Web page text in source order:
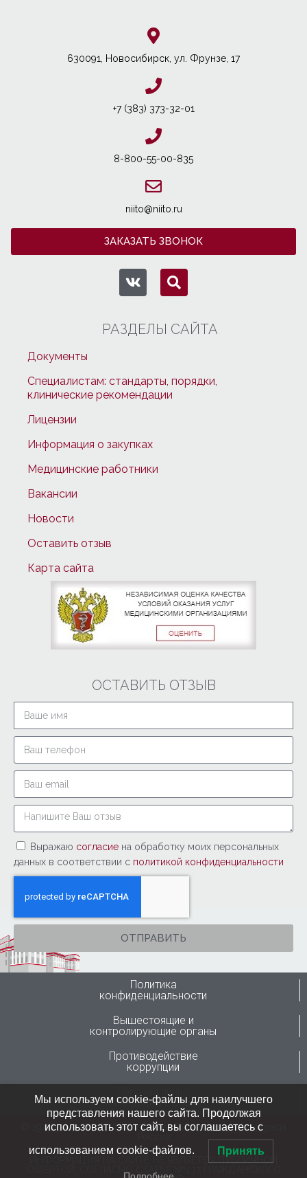
630091, Новосибирcк, ул. Фрунзе, 17
+7 (383) 373-32-01
8-800-55-00-835
niito@niito.ru
ЗАКАЗАТЬ ЗВОНОК
РАЗДЕЛЫ САЙТА
Документы
Специалистам: стандарты, порядки,
клинические рекомендации
Лицензии
Информация о закупках
Медицинские работники
Вакансии
Новости
Оставить отзыв
Карта сайта
ОСТАВИТЬ ОТЗЫВ
Выражаю согласие на обработку моих персональных
данных в соответствии с политикой конфиденциальности
ОТПРАВИТЬ
Политика
конфиденциальности
Вышестоящие и
контролирующие органы
Противодействие
коррупции
Горячая линия
Минздрава России
© 1946-2024 ФГБУ “ННИИТО им. Я.Л.Цивьяна” Минздрава
ИНФОРМАЦИЯ НА САЙТЕ НЕ ЯВЛЯЕТСЯ ПУБЛИЧНОЙ
Мы используем cookie-файлы для наилучшего
представления нашего сайта. Продолжая
использовать этот сайт, вы соглашаетесь с
использованием cookie-файлов. Принять